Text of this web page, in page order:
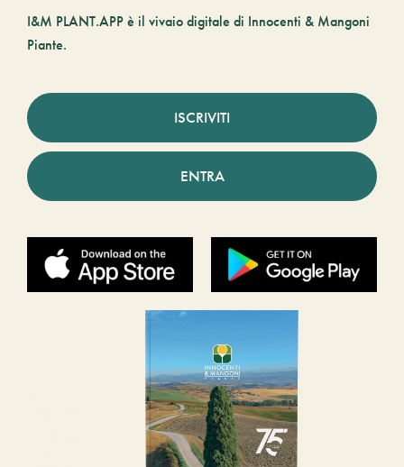
I&M PLANT.APP è il vivaio digitale di Innocenti & Mangoni
Piante.
ISCRIVITI
ENTRA